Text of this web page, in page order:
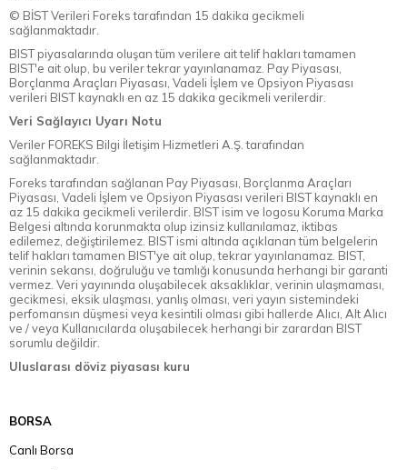
© BİST Verileri Foreks tarafından 15 dakika gecikmeli
sağlanmaktadır.
BIST piyasalarında oluşan tüm verilere ait telif hakları tamamen
BIST'e ait olup, bu veriler tekrar yayınlanamaz. Pay Piyasası,
Borçlanma Araçları Piyasası, Vadeli İşlem ve Opsiyon Piyasası
verileri BIST kaynaklı en az 15 dakika gecikmeli verilerdir.
Veri Sağlayıcı Uyarı Notu
Veriler FOREKS Bilgi İletişim Hizmetleri A.Ş. tarafından
sağlanmaktadır.
Foreks tarafından sağlanan Pay Piyasası, Borçlanma Araçları
Piyasası, Vadeli İşlem ve Opsiyon Piyasası verileri BIST kaynaklı en
az 15 dakika gecikmeli verilerdir. BIST isim ve logosu Koruma Marka
Belgesi altında korunmakta olup izinsiz kullanılamaz, iktibas
edilemez, değiştirilemez. BIST ismi altında açıklanan tüm belgelerin
telif hakları tamamen BIST'ye ait olup, tekrar yayınlanamaz. BIST,
verinin sekansı, doğruluğu ve tamlığı konusunda herhangi bir garanti
vermez. Veri yayınında oluşabilecek aksaklıklar, verinin ulaşmaması,
gecikmesi, eksik ulaşması, yanlış olması, veri yayın sistemindeki
perfomansın düşmesi veya kesintili olması gibi hallerde Alıcı, Alt Alıcı
ve / veya Kullanıcılarda oluşabilecek herhangi bir zarardan BIST
sorumlu değildir.
Uluslarası döviz piyasası kuru
BORSA
Canlı Borsa